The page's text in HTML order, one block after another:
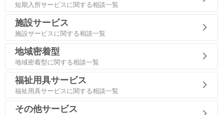
短期入所サービスに関する相談一覧
施設サービス
施設サービスに関する相談一覧
地域密着型
地域密着型に関する相談一覧
福祉用具サービス
福祉用具サービスに関する相談一覧
その他サービス